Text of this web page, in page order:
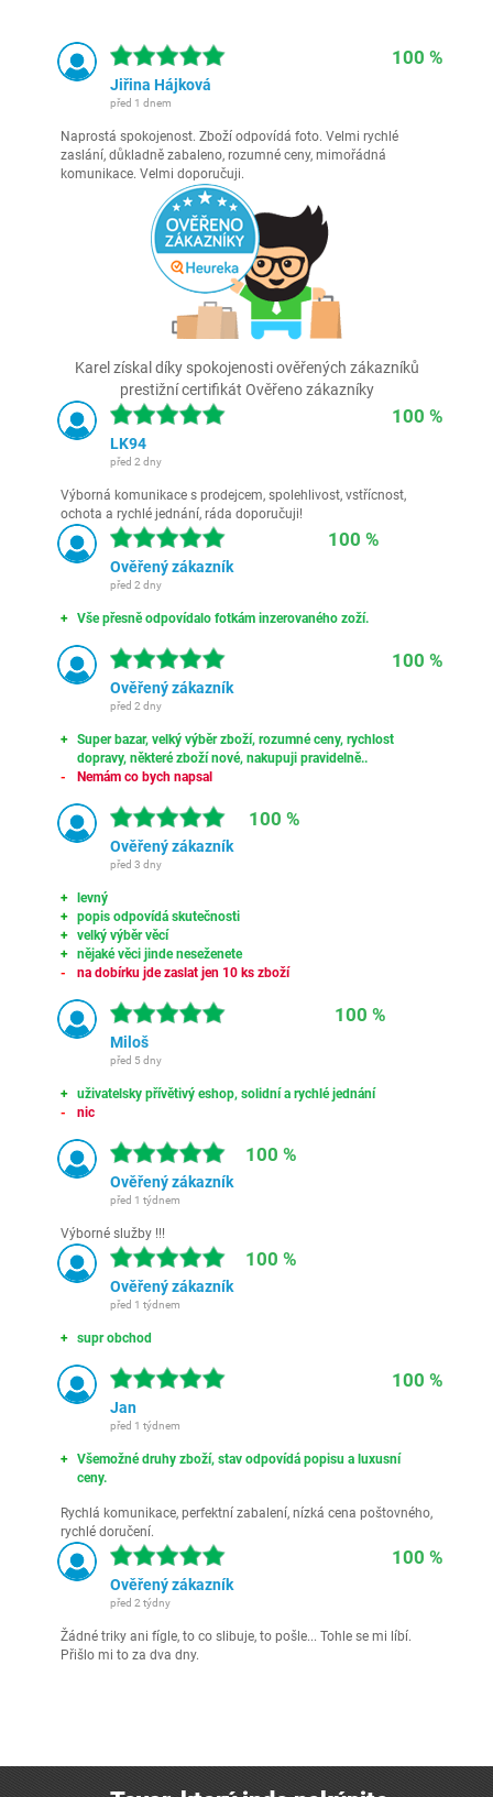
100 %
Jiřina Hájková
před 1 dnem
Naprostá spokojenost. Zboží odpovídá foto. Velmi rychlé
zaslání, důkladně zabaleno, rozumné ceny, mimořádná
komunikace. Velmi doporučuji.
Karel získal díky spokojenosti ověřených zákazníků
prestižní certifikát Ověřeno zákazníky
100 %
LK94
před 2 dny
Výborná komunikace s prodejcem, spolehlivost, vstřícnost,
ochota a rychlé jednání, ráda doporučuji!
100 %
Ověřený zákazník
před 2 dny
Vše přesně odpovídalo fotkám inzerovaného zoží.
100 %
Ověřený zákazník
před 2 dny
Super bazar, velký výběr zboží, rozumné ceny, rychlost
dopravy, některé zboží nové, nakupuji pravidelně..
Nemám co bych napsal
100 %
Ověřený zákazník
před 3 dny
levný
popis odpovídá skutečnosti
velký výběr věcí
nějaké věci jinde neseženete
na dobírku jde zaslat jen 10 ks zboží
100 %
Miloš
před 5 dny
uživatelsky přívětivý eshop, solidní a rychlé jednání
nic
100 %
Ověřený zákazník
před 1 týdnem
Výborné služby !!!
100 %
Ověřený zákazník
před 1 týdnem
supr obchod
100 %
Jan
před 1 týdnem
Všemožné druhy zboží, stav odpovídá popisu a luxusní
ceny.
Rychlá komunikace, perfektní zabalení, nízká cena poštovného,
rychlé doručení.
100 %
Ověřený zákazník
před 2 týdny
Žádné triky ani fígle, to co slibuje, to pošle... Tohle se mi líbí.
Přišlo mi to za dva dny.